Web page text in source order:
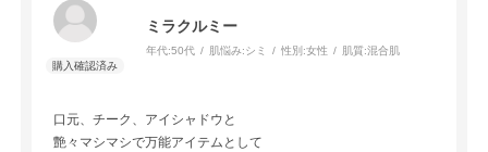
ミラクルミー
年代:50代 肌悩み:シミ 性別:女性 肌質:混合肌
口元、チーク、アイシャドウと
艶々マシマシで万能アイテムとして